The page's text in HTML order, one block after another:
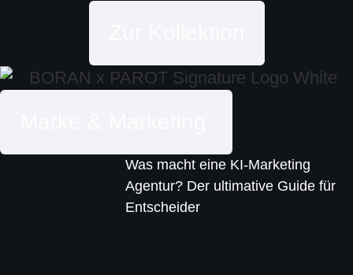
Was macht eine KI-Marketing
Agentur? Der ultimative Guide für
Entscheider